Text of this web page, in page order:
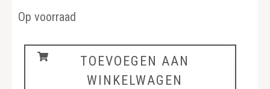
Op voorraad
Portugal
TOEVOEGEN AAN
WINKELWAGEN